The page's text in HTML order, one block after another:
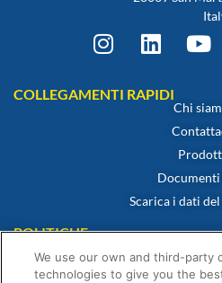
COLLEGAMENTI RAPIDI
Chi
Documenti
Scarica i dati
POLITICHE
Politica sui
We use our own and third-party
technologies to give you the